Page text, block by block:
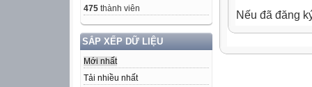
475 thành viên
SẮP XẾP DỮ LIỆU
Mới nhất
Tải nhiều nhất
Nếu đã đăng